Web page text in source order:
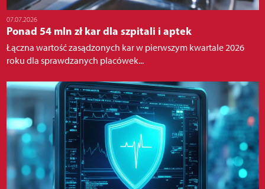
07.07.2026
Ponad 54 mln zł kar dla szpitali i aptek
Łączna wartość zasądzonych kar w pierwszym kwartale 2026
roku dla sprawdzanych placówek...